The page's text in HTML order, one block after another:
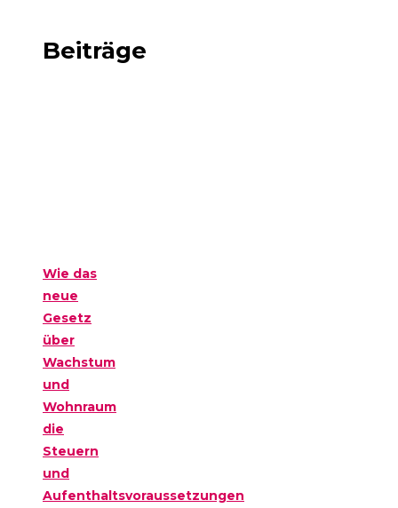
Beiträge
Wie das
neue
Gesetz
über
Wachstum
und
Wohnraum
die
Steuern
und
Aufenthaltsvoraussetzungen